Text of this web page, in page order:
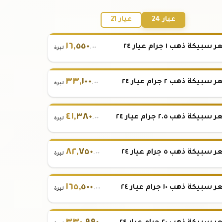
عيار 24 عيار 21
ذهب ١ جرام عيار ٢٤ ١٦,٥٥٠.٠٠ ليرة
ذهب ٢ جرام عيار ٢٤ ٣٣,١٠٠.٠٠ ليرة
ذهب ٢.٥ جرام عيار ٢٤ ٤١,٣٨٠.٠٠ ليرة
ذهب ٥ جرام عيار ٢٤ ٨٢,٧٥٠.٠٠ ليرة
ذهب ١٠ جرام عيار ٢٤ ١٦٥,٥٠٠ .٠٠ ليرة